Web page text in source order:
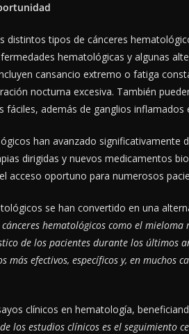
distintos tipos de cánceres
hematológicas y algunas
cansancio extremo o fatiga
nocturna excesiva. También
además de ganglios inflamados
han avanzado significativamente
dirigidas y nuevos medicamentos
acceso oportuno para numerosos
se han convertido en una
cánceres hematológicos como el
de los pacientes durante los últimos
efectivos, específicos y, en muchos
clínicos en hematología,
los estudios clínicos es el seguimiento